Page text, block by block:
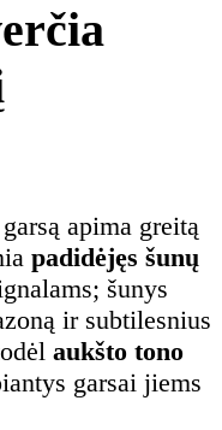
apima greitą
padidėjęs šunų
šunys
ir subtilesnius
aukšto tono
garsai jiems